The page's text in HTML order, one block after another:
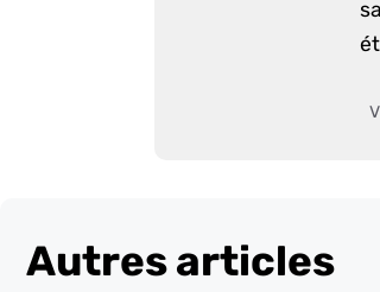
Autres articles